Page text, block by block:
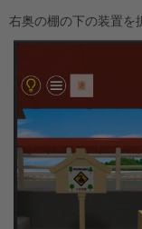
右奥の棚の下の装置を